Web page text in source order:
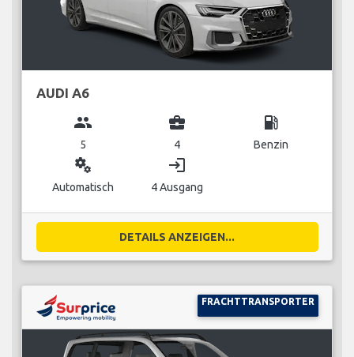
AUDI A6
group
5
business_center
4
local_gas_station
Benzin
miscellaneous_services
Automatisch
login
4 Ausgang
DETAILS ANZEIGEN...
FRACHTTRANSPORTER